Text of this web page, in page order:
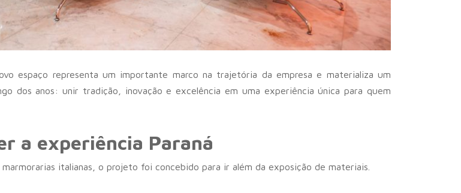
espaço representa um importante marco na trajetória da empresa e materializa um
dos anos: unir tradição, inovação e excelência em uma experiência única para quem
a experiência Paraná
italianas, o projeto foi concebido para ir além da exposição de materiais.